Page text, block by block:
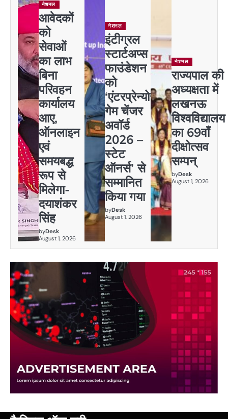
नेशनल
आवेदकों
को
सेवाओं
का लाभ
बिना
परिवहन
कार्यालय
आए,
ऑनलाइन
एवं
समयबद्ध
रूप से
मिलेगा-
दयाशंकर
सिंह
byDesk
August 1, 2026
नेशनल
इंटीग्रल
स्टार्टअप्स
फाउंडेशन
को
‘एंटरप्रेन्योर
गेम चेंजर
अवॉर्ड
2026 –
स्टेट
ऑनर्स’ से
सम्मानित
किया गया
byDesk
August 1, 2026
नेशनल
राज्यपाल की
अध्यक्षता में
लखनऊ
विश्वविद्यालय
का 69वाँ
दीक्षोत्सव
सम्पन्
byDesk
August 1, 2026